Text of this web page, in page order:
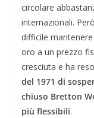
circolare
internazionali.
difficile
oro a un prezzo
cresciuta e ha
del 1971 di
chiuso Bretton
più flessibili.